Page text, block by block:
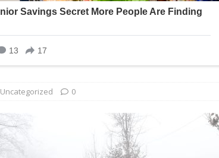
Uncategorized 0